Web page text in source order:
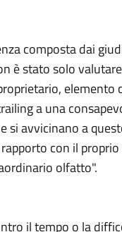
composta dai
è stato solo
elemento
a una
si avvicinano a
con il
olfatto".
il tempo o la